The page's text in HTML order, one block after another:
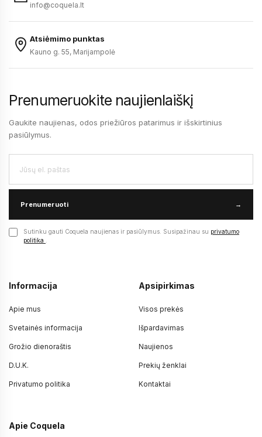
info@coquela.lt
Atsiėmimo punktas
Kauno g. 55, Marijampolė
Prenumeruokite naujienlaiškį
Gaukite naujienas, odos priežiūros patarimus ir išskirtinius
pasiūlymus.
Prenumeruoti →
Sutinku gauti Coquela naujienas ir pasiūlymus. Susipažinau su privatumo
politika
Informacija
Apie mus
Svetainės informacija
Grožio dienoraštis
D.U.K.
Privatumo politika
Apsipirkimas
Visos prekės
Išpardavimas
Naujienos
Prekių ženklai
Kontaktai
Apie Coquela